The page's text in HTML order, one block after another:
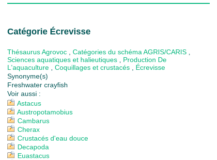
Catégorie Écrevisse
Thésaurus Agrovoc Catégories du schéma AGRIS/CARIS
Sciences aquatiques et halieutiques
Production De
L'aquaculture
Coquillages et crustacés
Écrevisse
Synonyme(s)
Freshwater crayfish
Voir aussi :
Astacus
Austropotamobius
Cambarus
Cherax
Crustacés d'eau douce
Decapoda
Euastacus